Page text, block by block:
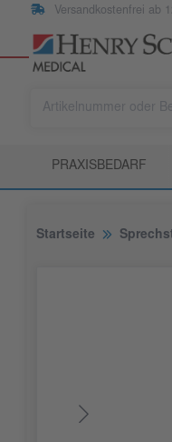
Versandkostenfrei ab
PRAXISBEDARF
Startseite